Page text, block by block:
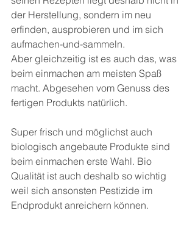
der Herstellung, sondern im neu
erfinden, ausprobieren und im sich
aufmachen-und-sammeln.
Aber gleichzeitig ist es auch das, was
beim einmachen am meisten Spaß
macht. Abgesehen vom Genuss des
fertigen Produkts natürlich.
Super frisch und möglichst auch
biologisch angebaute Produkte sind
beim einmachen erste Wahl. Bio
Qualität ist auch deshalb so wichtig
weil sich ansonsten Pestizide im
Endprodukt anreichern können.